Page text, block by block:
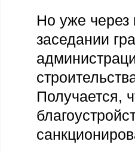
Но уже через
заседании
Получается,